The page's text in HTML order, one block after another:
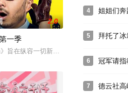
精彩花絮。
终陪伴我们，他们就是广大的“白衣天使
自德云社的14位优秀相声演员们重新洗
2.0
一季
》旨在纵容一切新奇有趣的发现，以特工
4 姐姐们奔
5 拜托了
6 冠军请指
7 德云社